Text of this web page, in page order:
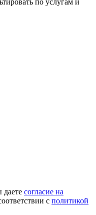
по услугам и
согласие на
с политикой